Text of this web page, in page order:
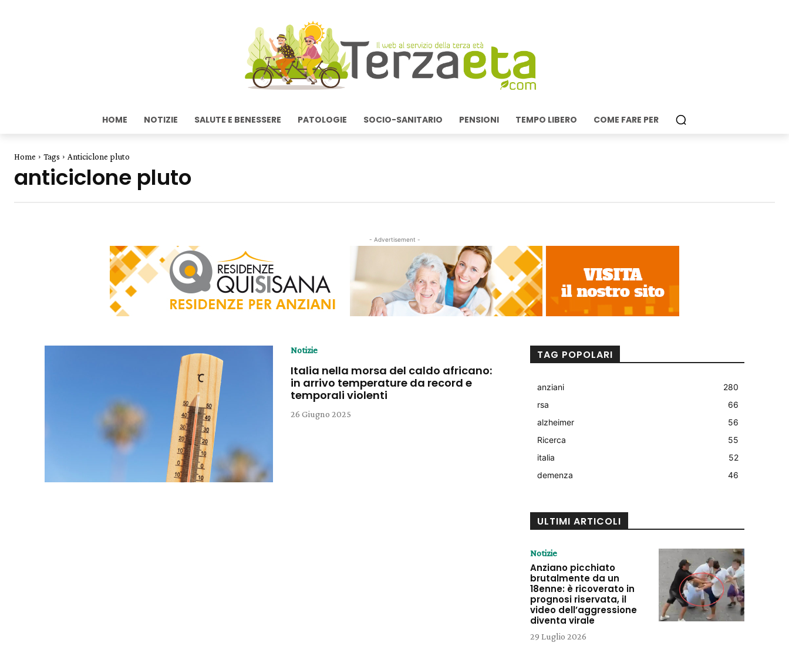
HOME NOTIZIE SALUTE E BENESSERE PATOLOGIE SOCIO-SANITARIO PENSIONI TEMPO LIBERO COME FARE PER
Home Tags Anticiclone pluto
anticiclone pluto
- Advertisement -
Notizie
Italia nella morsa del caldo africano:
in arrivo temperature da record e
temporali violenti
26 Giugno 2025
TAG POPOLARI
anziani
280
rsa
66
alzheimer
56
Ricerca
55
italia
52
demenza
46
ULTIMI ARTICOLI
Notizie
Anziano picchiato
brutalmente da un
18enne: è ricoverato in
prognosi riservata, il
video dell’aggressione
diventa virale
29 Luglio 2026